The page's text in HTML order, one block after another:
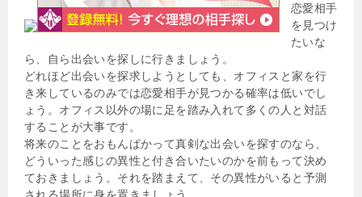
恋愛相手
を見つけ
たいな
ら、自ら出会いを探しに行きましょう。
どれほど出会いを探求しようとしても、オフィスと家を行
き来しているのみでは恋愛相手が見つかる確率は低いでし
ょう。オフィス以外の場に足を踏み入れて多くの人と対話
することが大事です。
将来のことをおもんぱかって真剣な出会いを探すのなら、
どういった感じの異性と付き合いたいのかを前もって決め
ておきましょう。それを踏まえて、その異性がいると予測